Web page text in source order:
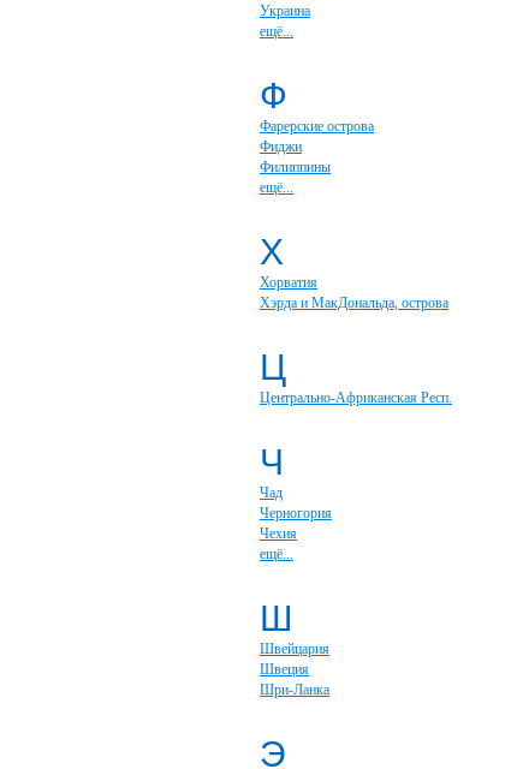
Украина
ещё...
Ф
Фарерские острова
Фиджи
Филиппины
ещё...
Х
Хорватия
Хэрда и МакДональда, острова
Ц
Центрально-Африканская Респ.
Ч
Чад
Черногория
Чехия
ещё...
Ш
Швейцария
Швеция
Шри-Ланка
Э